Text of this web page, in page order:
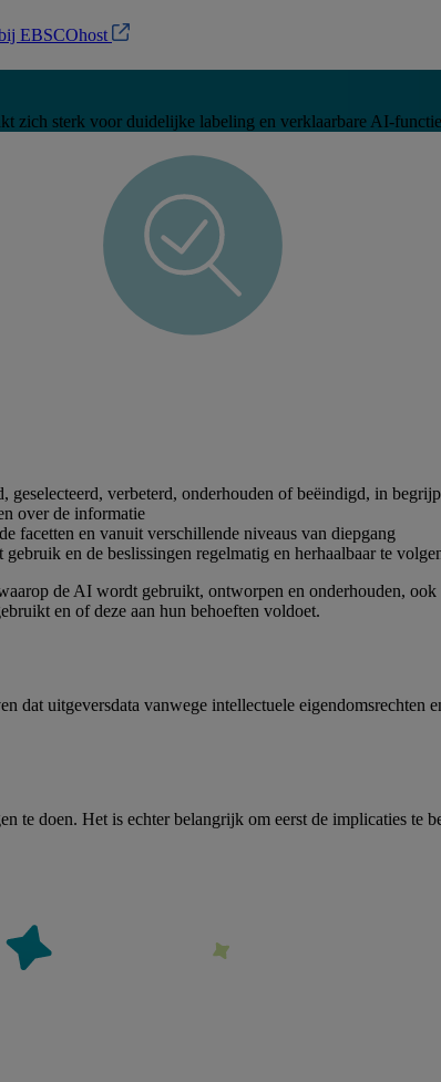
EBSCOhost
zich sterk voor duidelijke labeling en verklaarbare AI-
verbeterd, onderhouden of beëindigd, in
over de informatie
facetten en vanuit verschillende niveaus van diepgang
en de beslissingen regelmatig en herhaalbaar te
de AI wordt gebruikt, ontworpen en onderhouden,
en of deze aan hun behoeften voldoet.
uitgeversdata vanwege intellectuele
doen. Het is echter belangrijk om eerst de implicaties te